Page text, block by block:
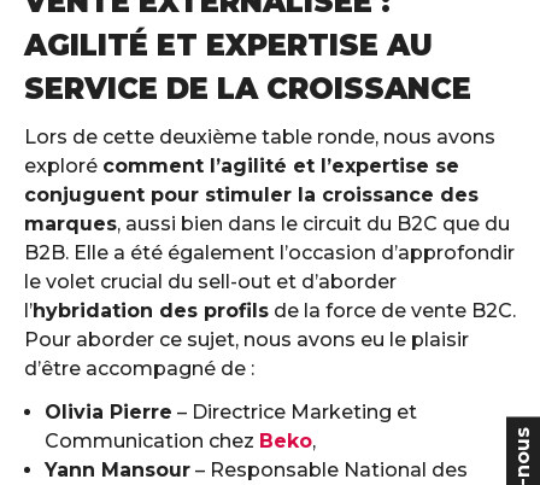
AGILITÉ ET EXPERTISE AU
SERVICE DE LA CROISSANCE
Lors de cette deuxième table ronde, nous avons
exploré comment l’agilité et l’expertise se
conjuguent pour stimuler la croissance des
marques, aussi bien dans le circuit du B2C que du
B2B. Elle a été également l’occasion d’approfondir
le volet crucial du sell-out et d’aborder
l’hybridation des profils de la force de vente B2C.
Pour aborder ce sujet, nous avons eu le plaisir
d’être accompagné de :
Olivia Pierre – Directrice Marketing et
Communication chez Beko,
Yann Mansour – Responsable National des